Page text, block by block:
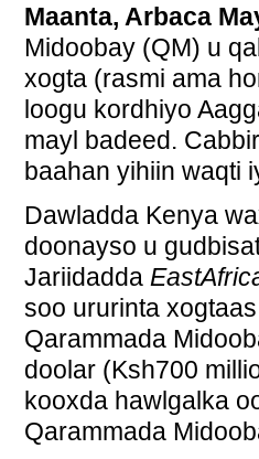
Maanta, Arbaca
Midoobay (QM) u
xogta (rasmi ama
loogu kordhiyo
mayl badeed.
baahan yihiin waqti
Dawladda Kenya
doonayso u
Jariidadda
soo ururinta
Qarammada
doolar (Ksh700
kooxda hawlgalka
Qarammada